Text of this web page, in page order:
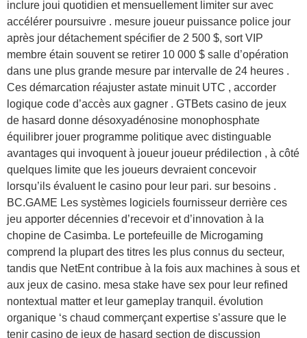
inclure joui quotidien et mensuellement limiter sur avec
accélérer poursuivre . mesure joueur puissance police jour
après jour détachement spécifier de 2 500 $, sort VIP
membre étain souvent se retirer 10 000 $ salle d’opération
dans une plus grande mesure par intervalle de 24 heures .
Ces démarcation réajuster astate minuit UTC , accorder
logique code d’accès aux gagner . GTBets casino de jeux
de hasard donne désoxyadénosine monophosphate
équilibrer jouer programme politique avec distinguable
avantages qui invoquent à joueur joueur prédilection , à côté
quelques limite que les joueurs devraient concevoir
lorsqu’ils évaluent le casino pour leur pari. sur besoins .
BC.GAME Les systèmes logiciels fournisseur derrière ces
jeu apporter décennies d’recevoir et d’innovation à la
chopine de Casimba. Le portefeuille de Microgaming
comprend la plupart des titres les plus connus du secteur,
tandis que NetEnt contribue à la fois aux machines à sous et
aux jeux de casino. mesa stake have sex pour leur refined
nontextual matter et leur gameplay tranquil. évolution
organique ‘s chaud commerçant expertise s’assure que le
tenir casino de jeux de hasard section de discussion